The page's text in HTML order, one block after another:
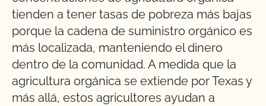
tienden a tener tasas de pobreza más bajas
porque la cadena de suministro orgánico es
más localizada, manteniendo el dinero
dentro de la comunidad. A medida que la
agricultura orgánica se extiende por Texas y
más allá, estos agricultores ayudan a